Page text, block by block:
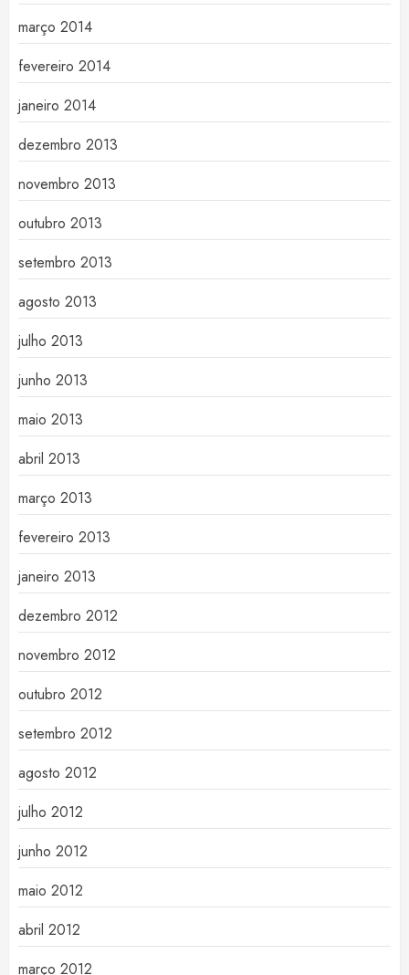
março 2014
fevereiro 2014
janeiro 2014
dezembro 2013
novembro 2013
outubro 2013
setembro 2013
agosto 2013
julho 2013
junho 2013
maio 2013
abril 2013
março 2013
fevereiro 2013
janeiro 2013
dezembro 2012
novembro 2012
outubro 2012
setembro 2012
agosto 2012
julho 2012
junho 2012
maio 2012
abril 2012
março 2012